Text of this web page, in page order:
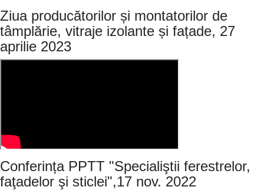
Ziua producătorilor și montatorilor de
tâmplărie, vitraje izolante și fațade, 27
aprilie 2023
Conferința PPTT "Specialiştii ferestrelor,
faţadelor şi sticlei",17 nov. 2022